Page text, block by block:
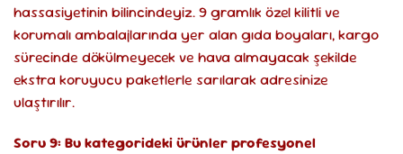
hassasiyetinin bilincindeyiz. 9 gramlık özel kilitli ve
korumalı ambalajlarında yer alan gıda boyaları, kargo
sürecinde dökülmeyecek ve hava almayacak şekilde
ekstra koruyucu paketlerle sarılarak adresinize
ulaştırılır.
Soru 9: Bu kategorideki ürünler profesyonel